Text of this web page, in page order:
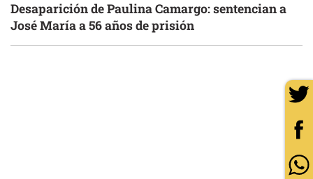
Desaparición de Paulina Camargo: sentencian a
José María a 56 años de prisión